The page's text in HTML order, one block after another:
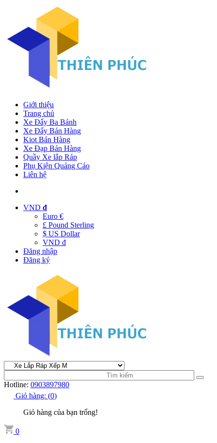
Giới thiệu
Trang chủ
Xe Đẩy Ba Bánh
Xe Đẩy Bán Hàng
Kiot Bán Hàng
Xe Đạp Bán Hàng
Quầy Xe lắp Ráp
Phụ Kiện Quảng Cáo
Liên hệ
VND đ
Euro €
£ Pound Sterling
$ US Dollar
VND đ
Đăng nhập
Đăng ký
Hotline: 0903897980
Giỏ hàng: (0)
Giỏ hàng của bạn trống!
0